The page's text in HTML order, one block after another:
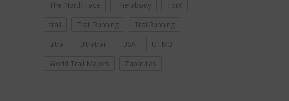
The North Face Therabody TorX
trail Trail Running TrailRunning
ultra Ultratrail USA UTMB
World Trail Majors Zapatillas